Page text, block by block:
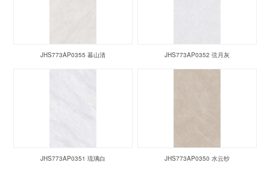
JHS773AP0355 暮山清 JHS773AP0352 弦月灰
JHS773AP0351 琉璃白 JHS773AP0350 水云纱